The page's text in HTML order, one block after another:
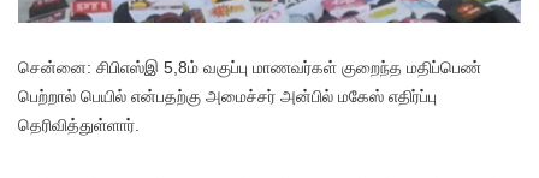
சென்னை: சிபிஎஸ்இ 5,8ம் வகுப்பு மாணவர்கள் குறைந்த மதிப்பெண்
பெற்றால் பெயில் என்பதற்கு அமைச்சர் அன்பில் மகேஸ் எதிர்ப்பு
தெரிவித்துள்ளார்.